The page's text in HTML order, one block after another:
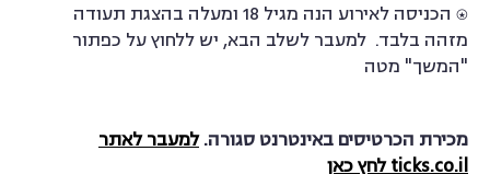
⍟ הכניסה לאירוע הנה מגיל 18 ומעלה בהצגת תעודה
מזהה בלבד. למעבר לשלב הבא, יש ללחוץ על כפתור
"המשך" מטה
מכירת הכרטיסים באינטרנט סגורה.למעבר לאתר
ticks.co.il לחץ כאן